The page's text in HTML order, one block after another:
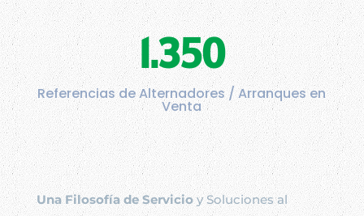
1.350
Referencias de Alternadores / Arranques en
Venta
Una Filosofía de Servicioy Soluciones al